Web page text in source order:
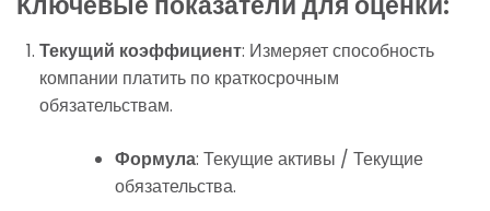
Текущий коэффициент: Измеряет способность
компании платить по краткосрочным
обязательствам.
Формула: Текущие активы / Текущие
обязательства.